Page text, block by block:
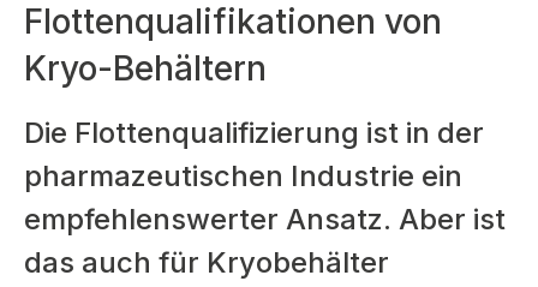
Flottenqualifikationen von
Kryo-Behältern
Die Flottenqualifizierung ist in der
pharmazeutischen Industrie ein
empfehlenswerter Ansatz. Aber ist
das auch für Kryobehälter